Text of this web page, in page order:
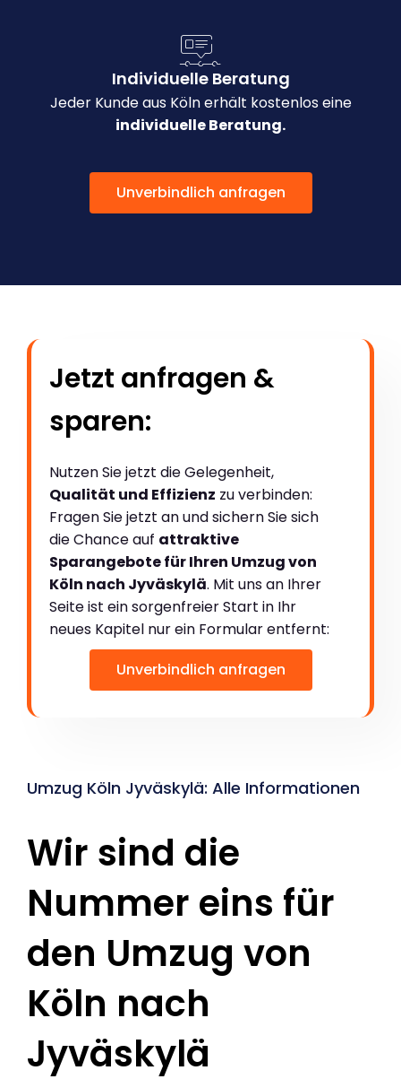
Individuelle Beratung
Jeder Kunde aus Köln erhält kostenlos eine
individuelle Beratung.
Unverbindlich anfragen
Jetzt anfragen &
sparen:
Nutzen Sie jetzt die Gelegenheit,
Qualität und Effizienz zu verbinden:
Fragen Sie jetzt an und sichern Sie sich
die Chance auf attraktive
Sparangebote für Ihren Umzug von
Köln nach Jyväskylä. Mit uns an Ihrer
Seite ist ein sorgenfreier Start in Ihr
neues Kapitel nur ein Formular entfernt:
Unverbindlich anfragen
Umzug Köln Jyväskylä: Alle Informationen
Wir sind die
Nummer eins für
den Umzug von
Köln nach
Jyväskylä